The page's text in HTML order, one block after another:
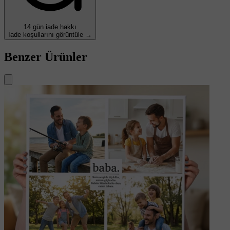
14 gün iade hakkı
İade koşullarını görüntüle →
Benzer Ürünler